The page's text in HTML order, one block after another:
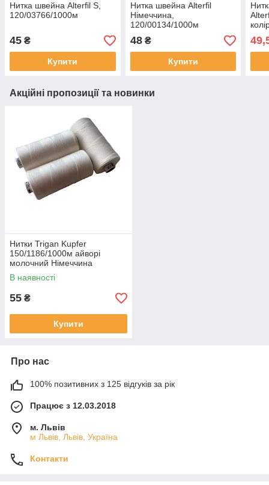
Нитка швейна Alterfil S,
120/03766/1000м
45 ₴
Купити
Нитка швейна Alterfil
Німеччина,
120/00134/1000м
48₴
Купити
Акційні пропозиції та новинки
Нитки Trigan Kupfer
150/1186/1000м айворі
молочний Німеччина
В наявності
55 ₴
Купити
Про нас
100% позитивних з 125 відгуків за рік
Працює з 12.03.2018
м. Львів
м Львів, Львів, Україна
Контакти